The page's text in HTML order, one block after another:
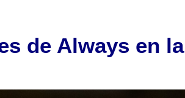
de Always en la